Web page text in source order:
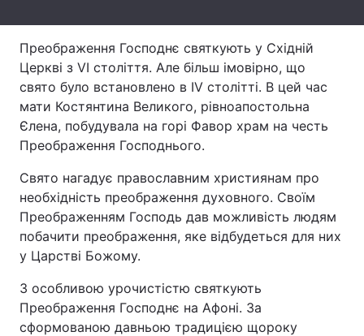
Тема оформлення
Преображення Господнє святкують у Східній
Церкві з VI століття. Але більш імовірно, що
свято було встановлено в IV столітті. В цей час
мати Костянтина Великого, рівноапостольна
Єлена, побудувала на горі Фавор храм на честь
Преображення Господнього.
Свято нагадує православним християнам про
необхідність преображення духовного. Своїм
Преображенням Господь дав можливість людям
побачити преображення, яке відбудеться для них
у Царстві Божому.
З особливою урочистістю святкують
Преображення Господнє на Афоні. За
сформованою давньою традицією щороку